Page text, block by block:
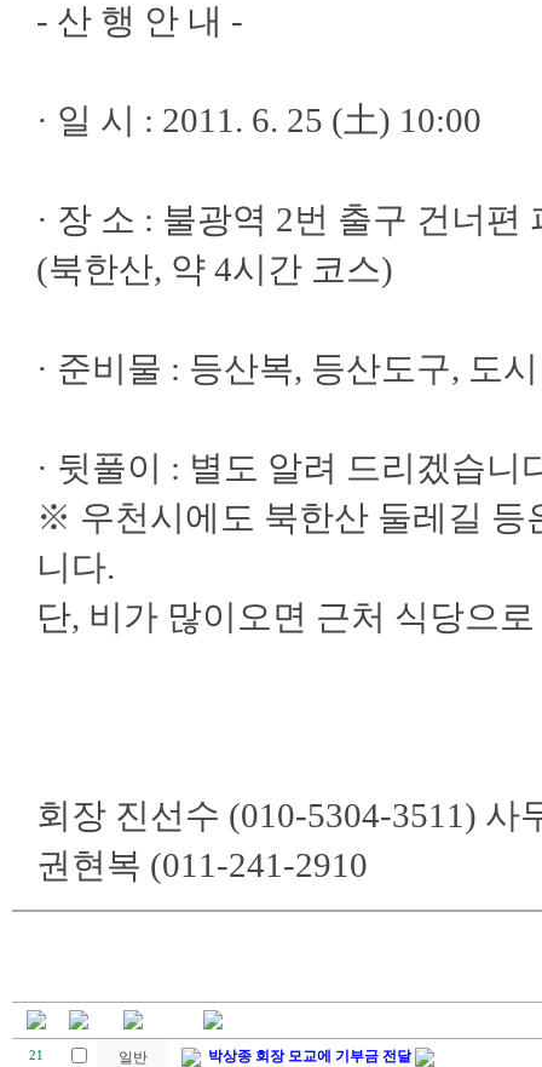
- 산 행 안 내 -
· 일 시 : 2011. 6. 25 (土) 10:00
· 장 소 : 불광역 2번 출구 건너편
(북한산, 약 4시간 코스)
· 준비물 : 등산복, 등산도구, 도
· 뒷풀이 : 별도 알려 드리겠습니
※ 우천시에도 북한산 둘레길
니다.
단, 비가 많이오면 근처 식당으
회장 진선수 (010-5304-3511)
권현복 (011-241-2910
21 일반 박상종 회장 모교에 기부금 전달